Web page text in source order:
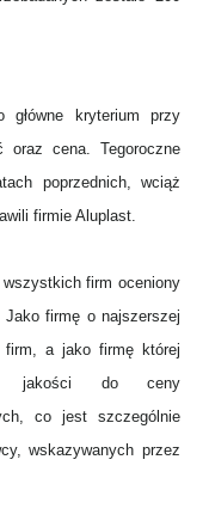
kryterium przy
cena. Tegoroczne
poprzednich, wciąż
firmie Aluplast.
firm oceniony
firmę o najszerszej
firm, a jako firmę której
jakości do ceny
co jest szczególnie
wskazywanych przez